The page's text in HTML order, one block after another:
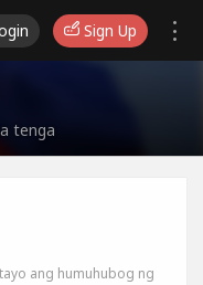
Sign Up
tenga
ang humuhubog ng